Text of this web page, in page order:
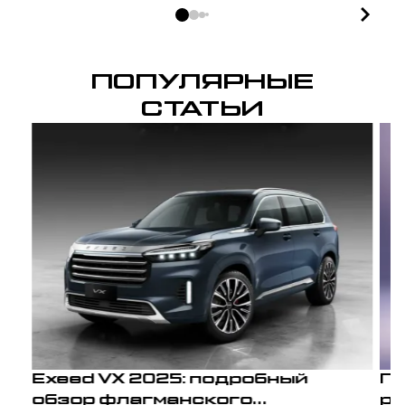
ПОПУЛЯРНЫЕ
СТАТЬИ
Exeed VX 2025: подробный
обзор флагманского